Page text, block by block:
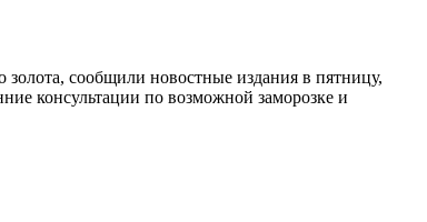
золота, сообщили новостные издания в пятницу,
консультации по возможной заморозке и